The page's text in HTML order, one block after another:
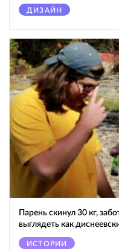
ДИЗАЙН
Парень скинул 30 кг,
выглядеть как
ИСТОРИИ